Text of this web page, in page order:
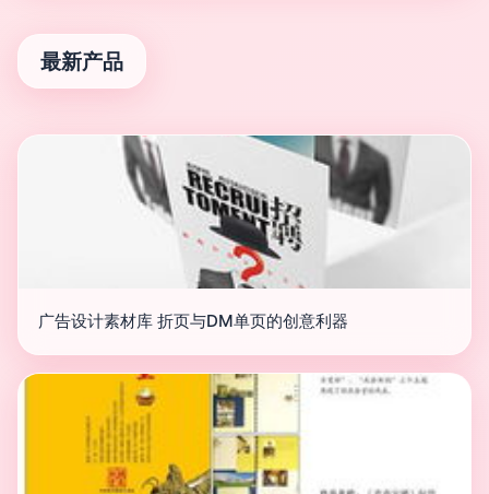
最新产品
广告设计素材库 折页与DM单页的创意利器